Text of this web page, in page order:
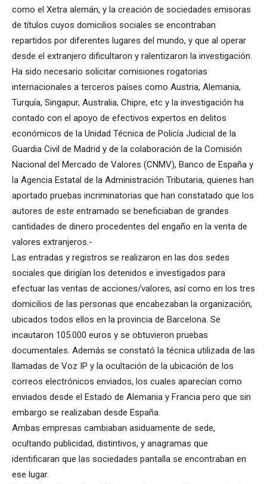
como el Xetra alemán, y la creación de sociedades emisoras
de títulos cuyos domicilios sociales se encontraban
repartidos por diferentes lugares del mundo, y que al operar
desde el extranjero dificultaron y ralentizaron la investigación.
Ha sido necesario solicitar comisiones rogatorias
internacionales a terceros países como Austria, Alemania,
Turquía, Singapur, Australia, Chipre, etc y la investigación ha
contado con el apoyo de efectivos expertos en delitos
económicos de la Unidad Técnica de Policía Judicial de la
Guardia Civil de Madrid y de la colaboración de la Comisión
Nacional del Mercado de Valores (CNMV), Banco de España y
la Agencia Estatal de la Administración Tributaria, quienes han
aportado pruebas incriminatorias que han constatado que los
autores de este entramado se beneficiaban de grandes
cantidades de dinero procedentes del engaño en la venta de
valores extranjeros.-
Las entradas y registros se realizaron en las dos sedes
sociales que dirigían los detenidos e investigados para
efectuar las ventas de acciones/valores, así como en los tres
domicilios de las personas que encabezaban la organización,
ubicados todos ellos en la provincia de Barcelona. Se
incautaron 105.000 euros y se obtuvieron pruebas
documentales. Además se constató la técnica utilizada de las
llamadas de Voz IP y la ocultación de la ubicación de los
correos electrónicos enviados, los cuales aparecían como
enviados desde el Estado de Alemania y Francia pero que sin
embargo se realizaban desde España.
Ambas empresas cambiaban asiduamente de sede,
ocultando publicidad, distintivos, y anagramas que
identificaran que las sociedades pantalla se encontraban en
ese lugar.